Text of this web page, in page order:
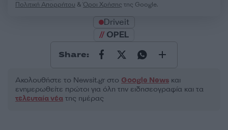
Πολιτική Απορρήτου &Όροι Χρήσης της Google.
Driveit
OPEL
Share:
Ακολουθήστε το Νewsit.gr στο Google News και
ενημερωθείτε πρώτοι για όλη την ειδησεογραφία και τα
τελευταία νέα της ημέρας